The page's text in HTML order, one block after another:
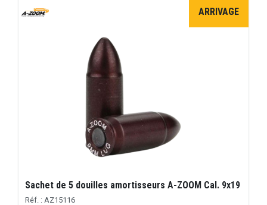
ARRIVAGE
Sachet de 5 douilles amortisseurs A-ZOOM Cal. 9x19
Réf. : AZ15116